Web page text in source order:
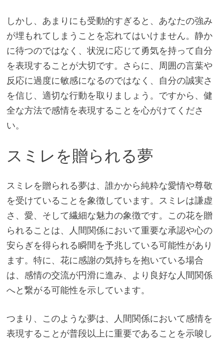
しかし、あまりにも受動的すぎると、あなたの強み
が埋もれてしまうことを忘れてはいけません。静か
に待つのではなく、状況に応じて勇気を持って自分
を表現することが大切です。さらに、周囲の言葉や
反応に過度に敏感になるのではなく、自分の誠実さ
を信じ、適切な行動を取りましょう。ですから、健
全な方法で感情を表現することを心がけてくださ
い。
スミレを贈られる夢
スミレを贈られる夢は、誰かから純粋な愛情や尊敬
を受けていることを象徴しています。スミレは謙虚
さ、愛、そして繊細な魅力の象徴です。この花を贈
られることは、人間関係において重要な承認や心の
安らぎを得られる瞬間を予兆している可能性があり
ます。特に、花に感謝の気持ちを抱いている場合
は、感情の交流が円滑に進み、より良好な人間関係
へと繋がる可能性を示しています。
つまり、このような夢は、人間関係において感情を
表現することが普段以上に重要であることを示唆し